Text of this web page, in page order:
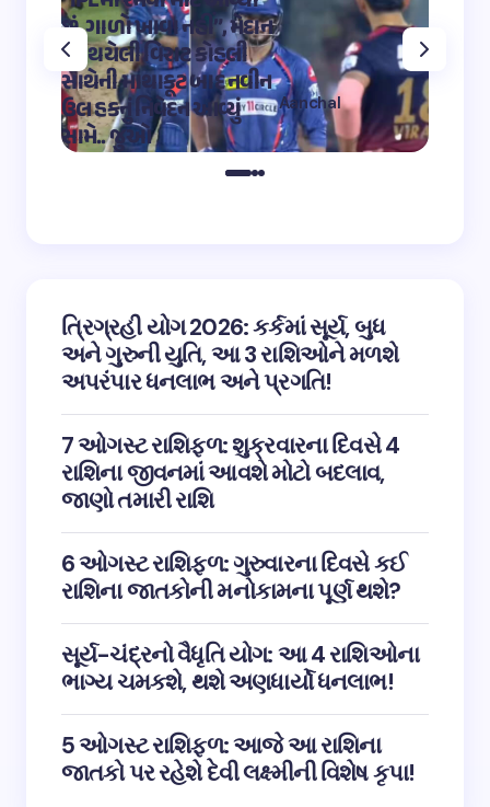
છું, ગાળો ખાવા નહીં”, મેદાન
પર થયેલી વિરાટ કોહલી
સાથેની માથાકૂટ બાદ નવીન
ઉલ હકનું નિવેદન આવ્યું
સામે.. જુઓ
Aanchal
on 12:32 pm May 4,
2023
ત્રિગ્રહી યોગ 2026: કર્કમાં સૂર્ય, બુધ
અને ગુરુની યુતિ, આ 3 રાશિઓને મળશે
અપરંપાર ધનલાભ અને પ્રગતિ!
7 ઓગસ્ટ રાશિફળ: શુક્રવારના દિવસે 4
રાશિના જીવનમાં આવશે મોટો બદલાવ,
જાણો તમારી રાશિ
6 ઓગસ્ટ રાશિફળ: ગુરુવારના દિવસે કઈ
રાશિના જાતકોની મનોકામના પૂર્ણ થશે?
સૂર્ય-ચંદ્રનો વૈધૃતિ યોગ: આ 4 રાશિઓના
ભાગ્ય ચમકશે, થશે અણધાર્યો ધનલાભ!
5 ઓગસ્ટ રાશિફળ: આજે આ રાશિના
જાતકો પર રહેશે દેવી લક્ષ્મીની વિશેષ કૃપા!